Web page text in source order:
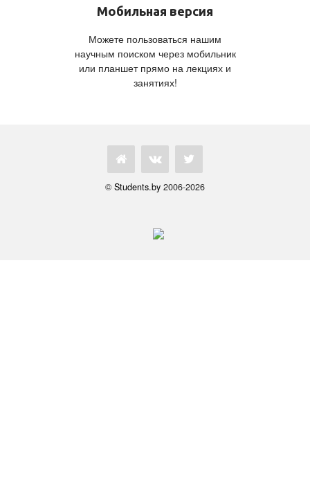
Мобильная версия
Можете пользоваться нашим
научным поиском через мобильник
или планшет прямо на лекциях и
занятиях!
© Students.by 2006-2026